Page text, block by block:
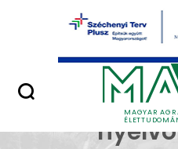
Ugrás a fő tartalomhoz
MAGYAR
Minőségügy